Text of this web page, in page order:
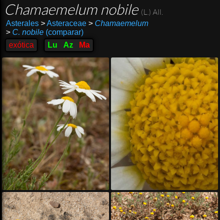
Chamaemelum nobile (L.) All.
Asterales >Asteraceae > Chamaemelum
> C. nobile(comparar)
exótica
Lu Az Ma